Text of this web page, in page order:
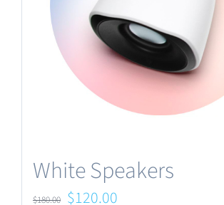
White Speakers
$180.00 Le
$120.00